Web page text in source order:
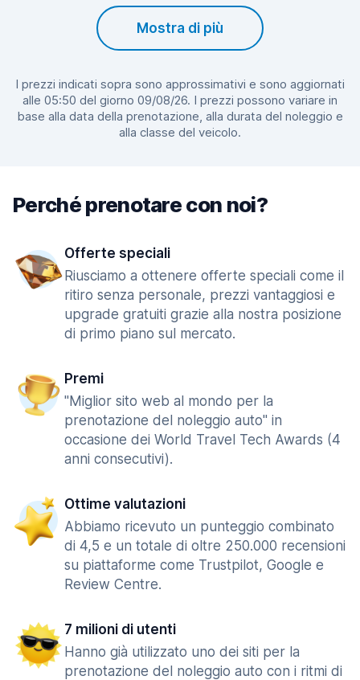
Mostra di più
I prezzi indicati sopra sono approssimativi e sono aggiornati
alle 05:50 del giorno 09/08/26. I prezzi possono variare in
base alla data della prenotazione, alla durata del noleggio e
alla classe del veicolo.
Perché prenotare con noi?
Offerte speciali
Riusciamo a ottenere offerte speciali come il
ritiro senza personale, prezzi vantaggiosi e
upgrade gratuiti grazie alla nostra posizione
di primo piano sul mercato.
Premi
"Miglior sito web al mondo per la
prenotazione del noleggio auto" in
occasione dei World Travel Tech Awards (4
anni consecutivi).
Ottime valutazioni
Abbiamo ricevuto un punteggio combinato
di 4,5 e un totale di oltre 250.000 recensioni
su piattaforme come Trustpilot, Google e
Review Centre.
7 milioni di utenti
Hanno già utilizzato uno dei siti per la
prenotazione del noleggio auto con i ritmi di